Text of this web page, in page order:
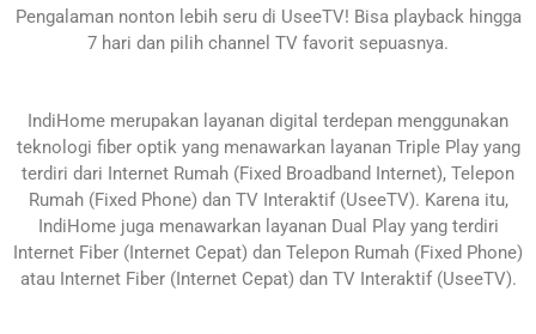
Pengalaman nonton lebih seru di UseeTV! Bisa playback hingga
7 hari dan pilih channel TV favorit sepuasnya.
IndiHome merupakan layanan digital terdepan menggunakan
teknologi fiber optik yang menawarkan layanan Triple Play yang
terdiri dari Internet Rumah (Fixed Broadband Internet), Telepon
Rumah (Fixed Phone) dan TV Interaktif (UseeTV). Karena itu,
IndiHome juga menawarkan layanan Dual Play yang terdiri
Internet Fiber (Internet Cepat) dan Telepon Rumah (Fixed Phone)
atau Internet Fiber (Internet Cepat) dan TV Interaktif (UseeTV).